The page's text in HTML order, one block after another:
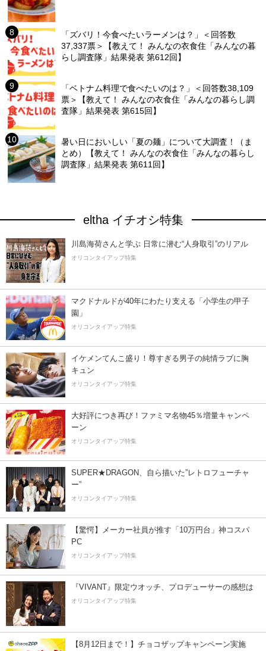
「ズバリ！今食べたいラーメンは？」＜回答数
37,337票＞【教えて！ みんなの衣食住「みんなの暮
らし調査隊」結果発表 第612回】
「ベトナム料理で食べたいのは？」＜回答数38,109
票＞【教えて！ みんなの衣食住「みんなの暮らし調
査隊」結果発表 第615回】
暑い日においしい「夏の麺」について大調査！（ま
とめ）【教えて！ みんなの衣食住「みんなの暮らし
調査隊」結果発表 第611回】
eltha イチオシ特集
川島海荷さんと学ぶ 日常に潜む“人身取引”のリアル
オリコンタイアップ特集
マクドナルドが40年にわたり支える「小学生の甲子
園」
オリコンタイアップ特集
イケメンてんこ盛り！尊すぎる男子の純情ラブに胸
キュン
オリコンタイアップ特集
大好評につき再び！ファミマ名物45％増量キャンペ
ーン
オリコンタイアップ特集
SUPER★DRAGON、自ら描いた”レトロフューチャ
ー”
オリコンタイアップ特集
【驚愕】メーカー社員が推す「10万円台」神コスパ
PC
オリコンタイアップ特集
『VIVANT』限定ウオッチ、プロデューサーの感想は
オリコンタイアップ特集
【8月12日まで！】チョコザップキャンペーン実施